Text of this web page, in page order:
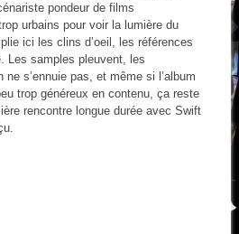
pondeur de films
urbains pour voir la lumière du
ici les clins d’oeil, les références
Les samples pleuvent, les
s’ennuie pas, et même si l’album
trop généreux en contenu, ça reste
rencontre longue durée avec Swift